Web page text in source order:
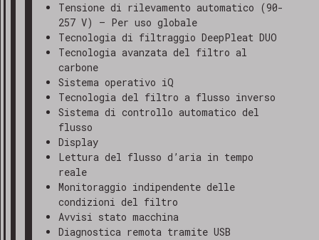
Tensione di rilevamento automatico (90-
257 V) – Per uso globale
Tecnologia di filtraggio DeepPleat DUO
Tecnologia avanzata del filtro al
carbone
Sistema operativo iQ
Tecnologia del filtro a flusso inverso
Sistema di controllo automatico del
flusso
Display
Lettura del flusso d’aria in tempo
reale
Monitoraggio indipendente delle
condizioni del filtro
Avvisi stato macchina
Diagnostica remota tramite USB